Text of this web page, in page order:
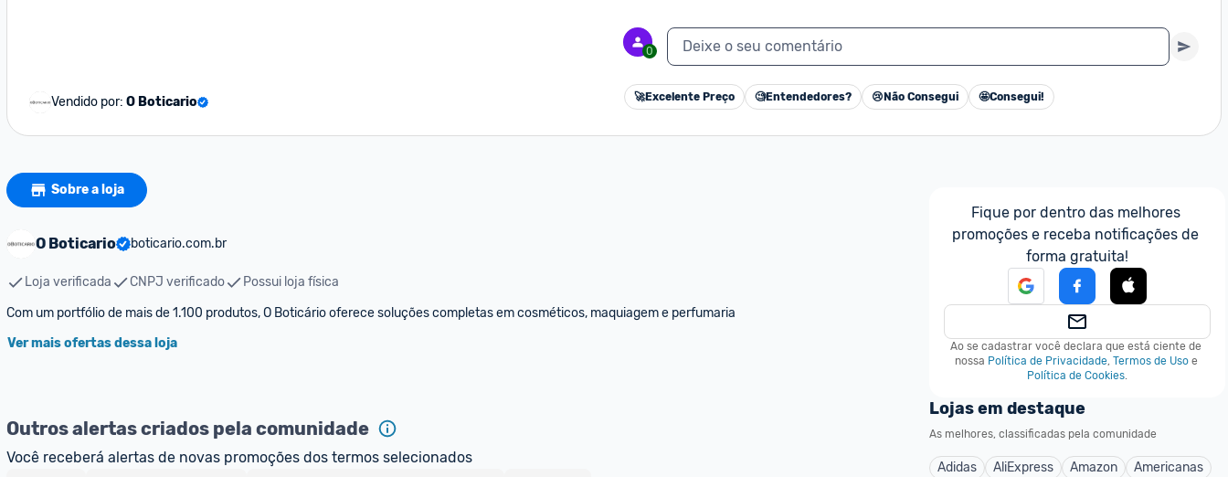
Vendido por: O Boticario
0 Deixe o seu comentário
🚀Excelente Preço 🧐Entendedores? 😢 Não Consegui 🤩Consegui!
Sobre a loja
O Boticario boticario.com.br
Loja verificada CNPJ verificado
Possui loja física
Com um portfólio de mais de 1.100 produtos, O Boticário oferece soluções completas em cosméticos, maquiagem e perfumaria
Ver mais ofertas dessa loja
Outros alertas criados pela comunidade
Você receberá alertas de novas promoções dos termos selecionados
Fique por dentro das melhores
promoções e receba notificações de
forma gratuita!
Ao se cadastrar você declara que está ciente de
nossa Política de Privacidade, Termos de Uso e
Política de Cookies.
Lojas em destaque
As melhores, classificadas pela comunidade
Adidas AliExpress Amazon
Americanas